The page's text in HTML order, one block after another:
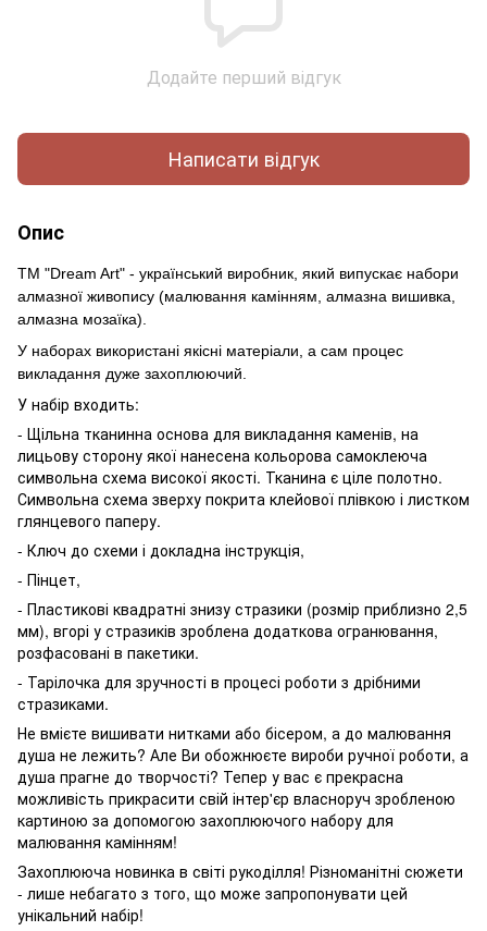
Додайте перший відгук
Написати відгук
Опис
ТМ "Dream Art" - український виробник, який випускає набори
алмазної живопису (малювання камінням, алмазна вишивка,
алмазна мозаїка).
У наборах використані якісні матеріали, а сам процес
викладання дуже захоплюючий.
У набір входить:
- Щільна тканинна основа для викладання каменів, на
лицьову сторону якої нанесена кольорова самоклеюча
символьна схема високої якості. Тканина є ціле полотно.
Символьна схема зверху покрита клейової плівкою і листком
глянцевого паперу.
- Ключ до схеми і докладна інструкція,
- Пінцет,
- Пластикові квадратні знизу стразики (розмір приблизно 2,5
мм), вгорі у стразиків зроблена додаткова огранювання,
розфасовані в пакетики.
- Тарілочка для зручності в процесі роботи з дрібними
стразиками.
Не вмієте вишивати нитками або бісером, а до малювання
душа не лежить? Але Ви обожнюєте вироби ручної роботи, а
душа прагне до творчості? Тепер у вас є прекрасна
можливість прикрасити свій інтер'єр власноруч зробленою
картиною за допомогою захоплюючого набору для
малювання камінням!
Захоплююча новинка в світі рукоділля! Різноманітні сюжети
- лише небагато з того, що може запропонувати цей
унікальний набір!